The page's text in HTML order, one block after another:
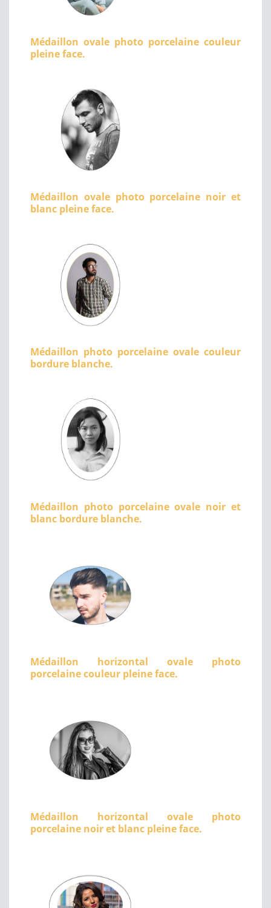
Médaillon ovale photo porcelaine couleur
pleine face.
Médaillon ovale photo porcelaine noir et
blanc pleine face.
Médaillon photo porcelaine ovale couleur
bordure blanche.
Médaillon photo porcelaine ovale noir et
blanc bordure blanche.
Médaillon horizontal ovale photo
porcelaine couleur pleine face.
Médaillon horizontal ovale photo
porcelaine noir et blanc pleine face.